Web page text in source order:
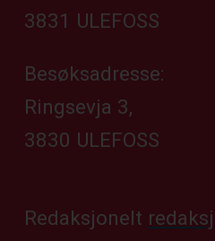
3831 ULEFOSS
Besøksadresse:
Ringsevja 3,
3830 ULEFOSS
Redaksjonelt